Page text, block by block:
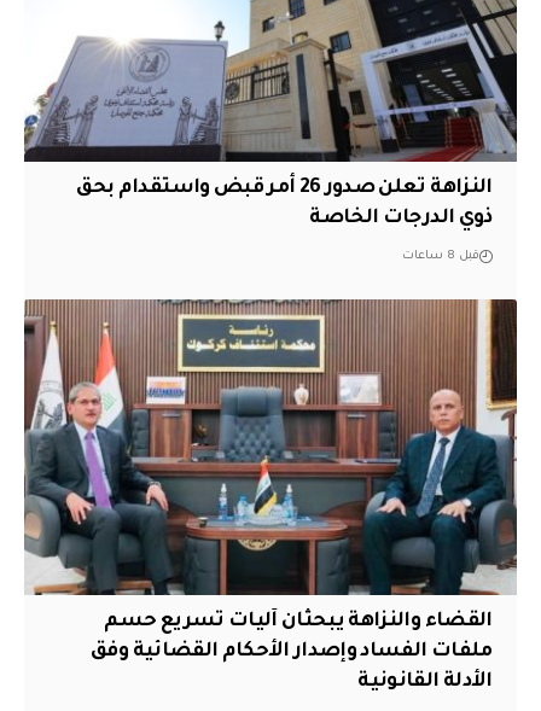
النزاهة تعلن صدور 26 أمر قبض واستقدام بحق
ذوي الدرجات الخاصة
قبل 8 ساعات
القضاء والنزاهة يبحثان آليات تسريع حسم
ملفات الفساد وإصدار الأحكام القضائية وفق
الأدلة القانونية